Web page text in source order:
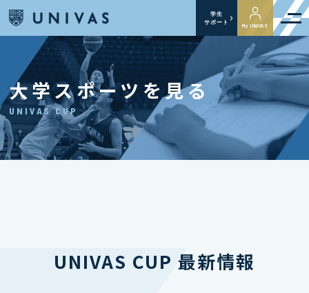
学生
サポート
My UNIVAS
大学スポーツを見る
UNIVAS CUP
UNIVAS CUP 最新情報